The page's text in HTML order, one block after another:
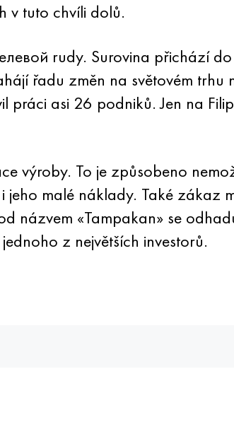
v tuto chvíli dolů.
rudy. Surovina přichází
řadu změn na světovém trhu
asi 26 podniků. Jen na
výroby. To je způsobeno
malé náklady. Také zákaz
názvem «Tampakan» se
z největších investorů.